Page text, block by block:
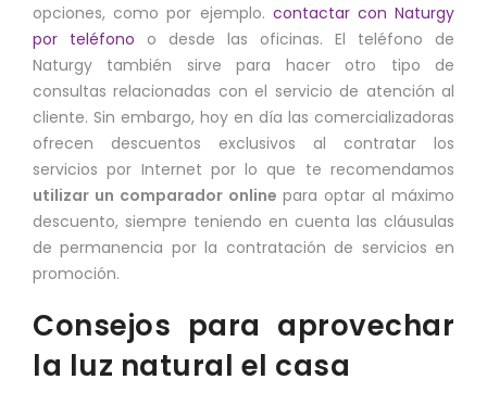
opciones, como por ejemplo. contactar con Naturgy
por teléfono o desde las oficinas. El teléfono de
Naturgy también sirve para hacer otro tipo de
consultas relacionadas con el servicio de atención al
cliente. Sin embargo, hoy en día las comercializadoras
ofrecen descuentos exclusivos al contratar los
servicios por Internet por lo que te recomendamos
utilizar un comparador online para optar al máximo
descuento, siempre teniendo en cuenta las cláusulas
de permanencia por la contratación de servicios en
promoción.
Consejos para aprovechar
la luz natural el casa